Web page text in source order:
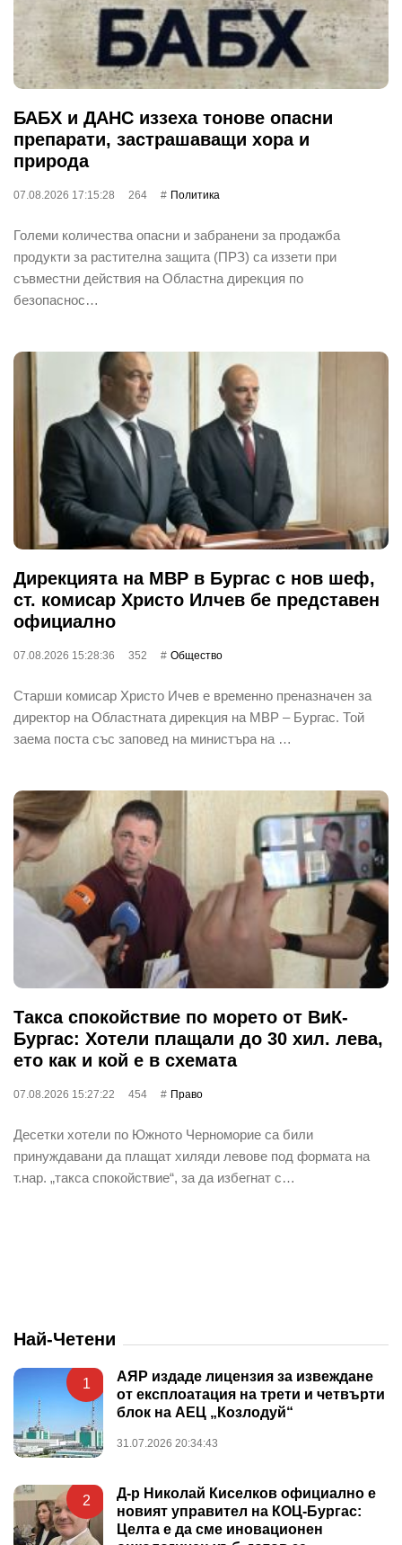
БАБХ и ДАНС иззеха тонове опасни
препарати, застрашаващи хора и
природа
07.08.2026 17:15:28 264 Политика
Големи количества опасни и забранени за продажба
продукти за растителна защита (ПРЗ) са иззети при
съвместни действия на Областна дирекция по
безопаснос…
Дирекцията на МВР в Бургас с нов шеф,
ст. комисар Христо Илчев бе представен
официално
07.08.2026 15:28:36 352 Общество
Старши комисар Христо Ичев е временно преназначен за
директор на Областната дирекция на МВР – Бургас. Той
заема поста със заповед на министъра на …
Такса спокойствие по морето от ВиК-
Бургас: Хотели плащали до 30 хил. лева,
ето как и кой е в схемата
07.08.2026 15:27:22 454 Право
Десетки хотели по Южното Черноморие са били
принуждавани да плащат хиляди левове под формата на
т.нар. „такса спокойствие“, за да избегнат с…
Най-Четени
1
АЯР издаде лицензия за извеждане
от експлоатация на трети и четвърти
блок на АЕЦ „Козлодуй“
31.07.2026 20:34:43
2
Д-р Николай Киселков официално е
новият управител на КОЦ-Бургас:
Целта е да сме иновационен